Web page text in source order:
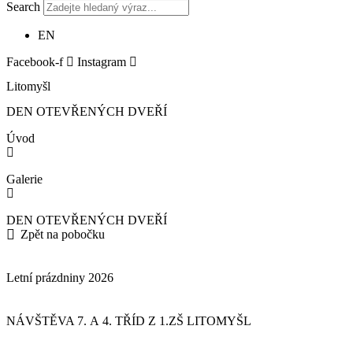
Search
EN
Facebook-f
Instagram
Litomyšl
DEN OTEVŘENÝCH DVEŘÍ
Úvod
Galerie
DEN OTEVŘENÝCH DVEŘÍ
Zpět na pobočku
Letní prázdniny 2026
NÁVŠTĚVA 7. A 4. TŘÍD Z 1.ZŠ LITOMYŠL